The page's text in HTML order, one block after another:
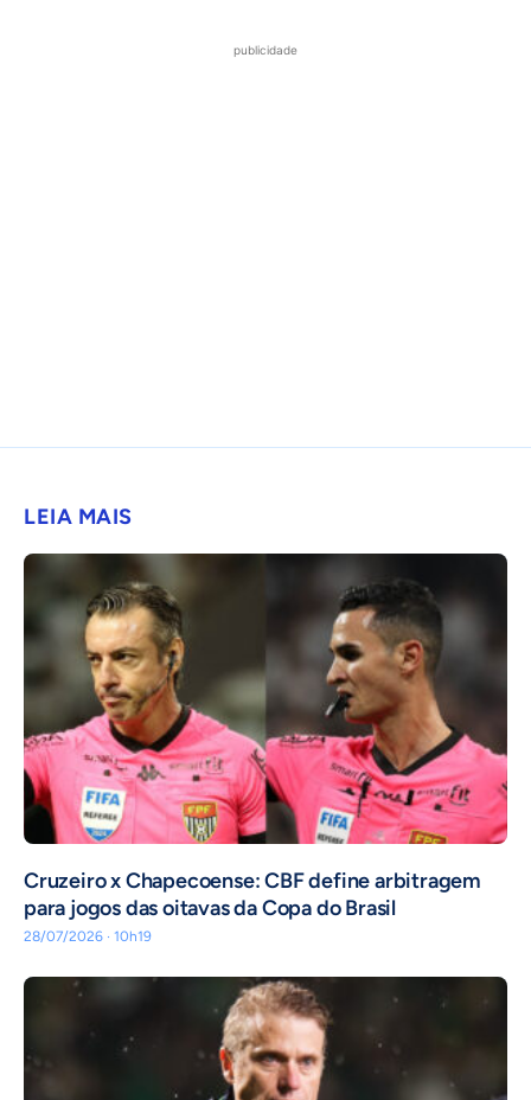
publicidade
LEIA MAIS
Cruzeiro x Chapecoense: CBF define arbitragem
para jogos das oitavas da Copa do Brasil
28/07/2026 · 10h19